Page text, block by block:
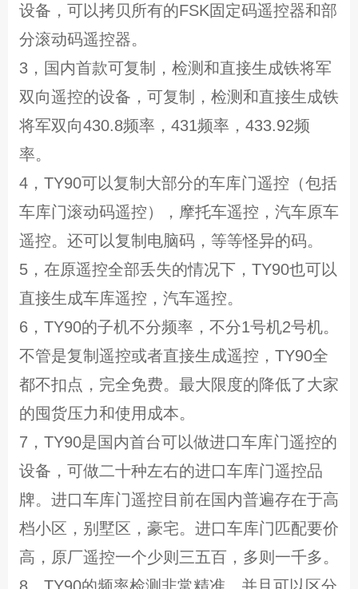
设备，可以拷贝所有的FSK固定码遥控器和部
分滚动码遥控器。
3，国内首款可复制，检测和直接生成铁将军
双向遥控的设备，可复制，检测和直接生成铁
将军双向430.8频率，431频率，433.92频
率。
4，TY90可以复制大部分的车库门遥控（包括
车库门滚动码遥控），摩托车遥控，汽车原车
遥控。还可以复制电脑码，等等怪异的码。
5，在原遥控全部丢失的情况下，TY90也可以
直接生成车库遥控，汽车遥控。
6，TY90的子机不分频率，不分1号机2号机。
不管是复制遥控或者直接生成遥控，TY90全
都不扣点，完全免费。最大限度的降低了大家
的囤货压力和使用成本。
7，TY90是国内首台可以做进口车库门遥控的
设备，可做二十种左右的进口车库门遥控品
牌。进口车库门遥控目前在国内普遍存在于高
档小区，别墅区，豪宅。进口车库门匹配要价
高，原厂遥控一个少则三五百，多则一千多。
8，TY90的频率检测非常精准，并且可以区分